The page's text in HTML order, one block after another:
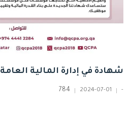
شهادة في إدارة المالية العامة
-
2024-07-01
784